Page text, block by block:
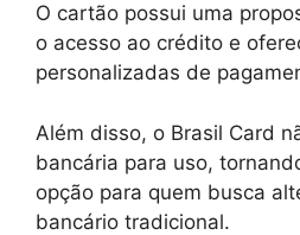
O cartão possui uma
o acesso ao crédito e
personalizadas de
Além disso, o Brasil Card
bancária para uso,
opção para quem busca
bancário tradicional.